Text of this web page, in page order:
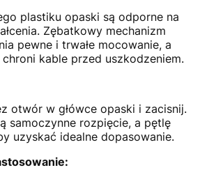
plastiku opaski są odporne na
Zębatkowy mechanizm
pewne i trwałe mocowanie, a
kable przed uszkodzeniem.
otwór w główce opaski i zacisnij.
samoczynne rozpięcie, a pętlę
uzyskać idealne dopasowanie.